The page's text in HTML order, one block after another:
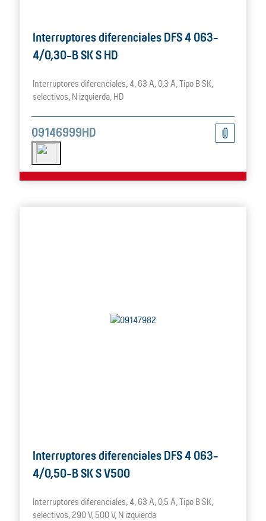
Interruptores diferenciales DFS 4 063-
4/0,30-B SK S HD
Interruptores diferenciales, 4, 63 A, 0,3 A, Tipo B SK,
selectivos, N izquierda, HD
09146999HD
Interruptores diferenciales DFS 4 063-
4/0,50-B SK S V500
Interruptores diferenciales, 4, 63 A, 0,5 A, Tipo B SK,
selectivos, 290 V, 500 V, N izquierda